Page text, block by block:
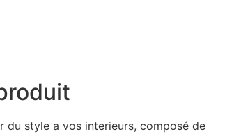
du style a vos interieurs, composé de